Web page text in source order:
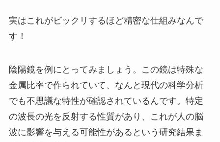
実はこれがビックリするほど精密な仕組みなんで
す！
陰陽鏡を例にとってみましょう。この鏡は特殊な
金属比率で作られていて、なんと現代の科学分析
でも不思議な特性が確認されているんです。特定
の波長の光を反射する性質があり、これが人の脳
波に影響を与える可能性があるという研究結果ま